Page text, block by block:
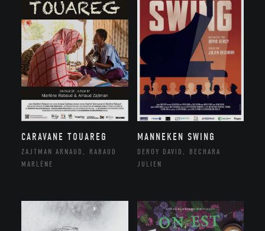
CARAVANE TOUAREG
ZAJTMAN ARNAUD, RABAUD
MARLÈNE
MANNEKEN SWING
DEROY DAVID, BECHARA
JULIEN